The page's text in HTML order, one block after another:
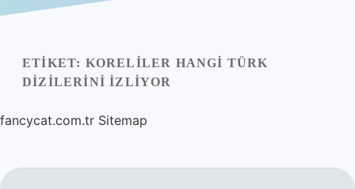
Yasal Uyarı
ETIKET: KORELILER HANGI TÜRK
DIZILERINI IZLIYOR
fancycat.com.tr Sitemap